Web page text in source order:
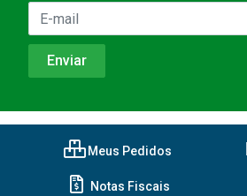
Meus Pedidos
Notas Fiscais